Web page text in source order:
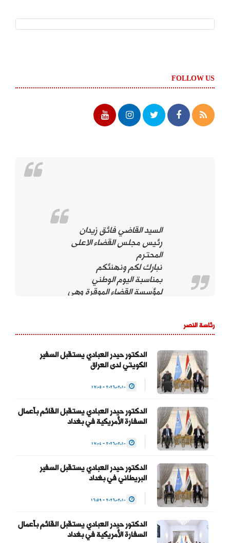
FOLLOW US
السيد القاضي فائق زيدان
رئيس مجلس القضاء الاعلى
المحترم
نبارك لكم ونهنئكم
بمناسبة اليوم الوطني
لمؤسسة القضاء الموقرة وهي
المواطنين وحماية التجربة
الديمقراطية والتداول السلمي
للسلطة والحفاظ على…
العبادي
(@HaiderAlAbadi)
January 23, 2026
رئاسة النصر
الدكتور حيدر العبادي يستقبل السفير
الكويتي لدى العراق
الدكتور حيدر العبادي يستقبل القائم بأعمال
السفارة الأمريكية في بغداد
الدكتور حيدر العبادي يستقبل السفير
البريطاني في بغداد
الدكتور حيدر العبادي يستقبل القائم بأعمال
السفارة الأمريكية في بغداد